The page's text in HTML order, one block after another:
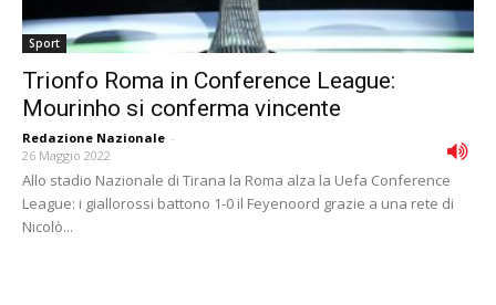
Sport
Trionfo Roma in Conference League:
Mourinho si conferma vincente
Redazione Nazionale -
26 Maggio 2022
Allo stadio Nazionale di Tirana la Roma alza la Uefa Conference
League: i giallorossi battono 1-0 il Feyenoord grazie a una rete di
Nicolò...